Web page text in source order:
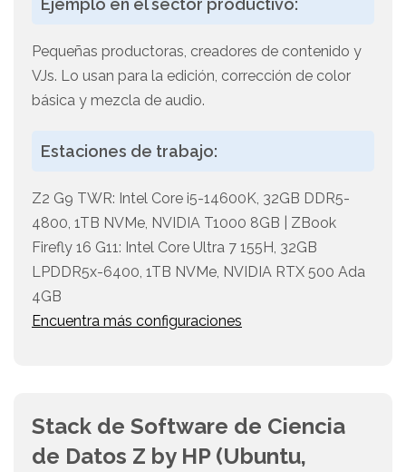
Ejemplo en el sector productivo:
Pequeñas productoras, creadores de contenido y
VJs. Lo usan para la edición, corrección de color
básica y mezcla de audio.
Estaciones de trabajo:
Z2 G9 TWR: Intel Core i5-14600K, 32GB DDR5-
4800, 1TB NVMe, NVIDIA T1000 8GB | ZBook
Firefly 16 G11: Intel Core Ultra 7 155H, 32GB
LPDDR5x-6400, 1TB NVMe, NVIDIA RTX 500 Ada
4GB
Encuentra más configuraciones
Stack de Software de Ciencia
de Datos Z by HP (Ubuntu,